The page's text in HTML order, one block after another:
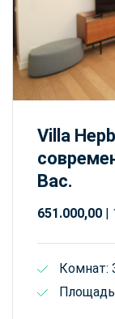
Villa
Вас.
651.000,00 |
Комнат: